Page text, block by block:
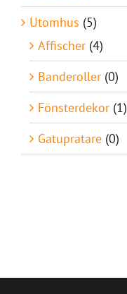
Utomhus (5)
Affischer (4)
Banderoller (0)
Fönsterdekor (1)
Gatupratare (0)